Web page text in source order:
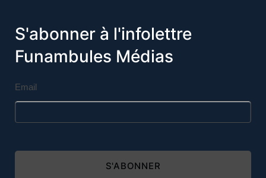
S'abonner à l'infolettre
Funambules Médias
Email
S'ABONNER